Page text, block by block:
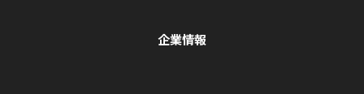
企業情報